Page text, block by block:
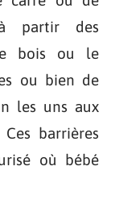
partir des
bois ou le
ou bien de
les uns aux
barrières
où bébé